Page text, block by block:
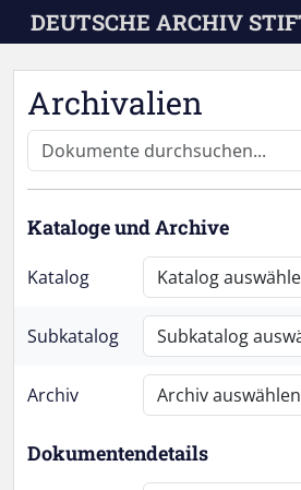
Skip to main content
DEUTSCHE ARCHIV
Archivalien
Kataloge und Archive
Katalog
Subkatalog
Archiv
Dokumentendetails